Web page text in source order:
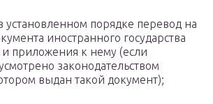
порядке перевод на
иностранного государства
приложения к нему (если
законодательством
выдан такой документ);